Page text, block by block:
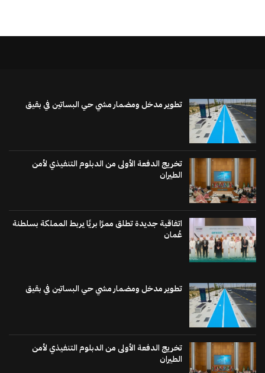
تطوير مدخل ومضمار مشي حي البساتين في بقيق
تخريج الدفعة الأولى من الدبلوم التنفيذي لأمن
الطيران
اتفاقية جديدة تطلق ممرًا بريًا يربط المملكة بسلطنة
عُمان
تطوير مدخل ومضمار مشي حي البساتين في بقيق
تخريج الدفعة الأولى من الدبلوم التنفيذي لأمن
الطيران